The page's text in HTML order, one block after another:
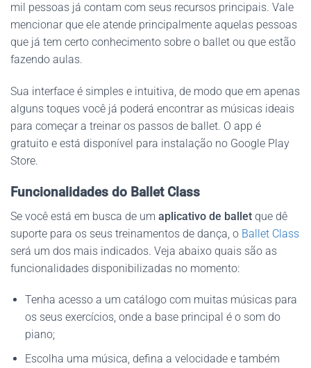
mil pessoas já contam com seus recursos principais. Vale
mencionar que ele atende principalmente aquelas pessoas
que já tem certo conhecimento sobre o ballet ou que estão
fazendo aulas.
Sua interface é simples e intuitiva, de modo que em apenas
alguns toques você já poderá encontrar as músicas ideais
para começar a treinar os passos de ballet. O app é
gratuito e está disponível para instalação no Google Play
Store.
Funcionalidades do Ballet Class
Se você está em busca de um aplicativo de ballet que dê
suporte para os seus treinamentos de dança, o Ballet Class
será um dos mais indicados. Veja abaixo quais são as
funcionalidades disponibilizadas no momento:
Tenha acesso a um catálogo com muitas músicas para
os seus exercícios, onde a base principal é o som do
piano;
Escolha uma música, defina a velocidade e também